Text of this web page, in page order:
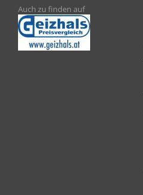
Auch zu finden auf